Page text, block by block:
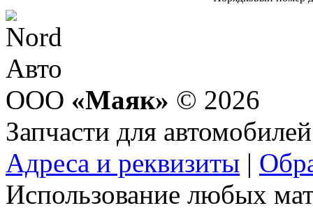
ООО «Маяк» © 2026
Запчасти для автомобилей
Адреса и реквизиты |
Использование любых